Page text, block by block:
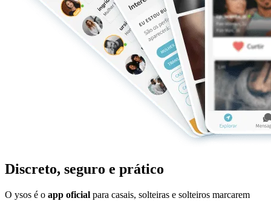
Discreto, seguro e prático
O ysos é o app oficial para casais, solteiras e solteiros marcarem